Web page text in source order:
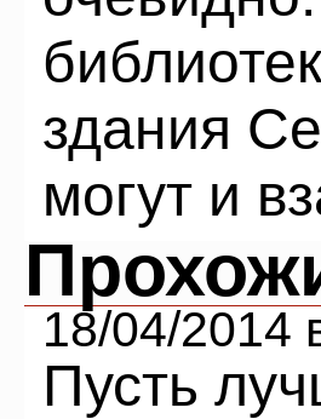
здания
могут и
18/04/2014
Пусть